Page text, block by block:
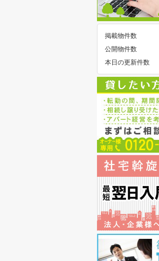
掲載物件数
公開物件数
本日の更新件数